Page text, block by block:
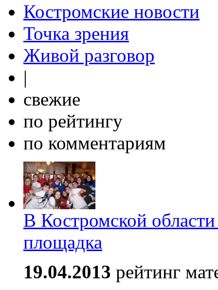
Костромские новости
Точка зрения
Живой разговор
|
свежие
по рейтингу
по комментариям
В Костромской
площадка
19.04.2013 рейтинг